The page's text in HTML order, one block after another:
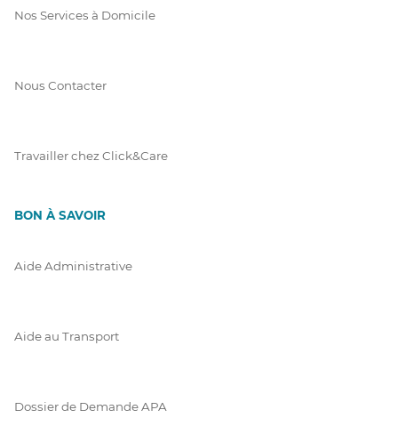
Nos Services à Domicile
Nous Contacter
Travailler chez Click&Care
BON À SAVOIR
Aide Administrative
Aide au Transport
Dossier de Demande APA